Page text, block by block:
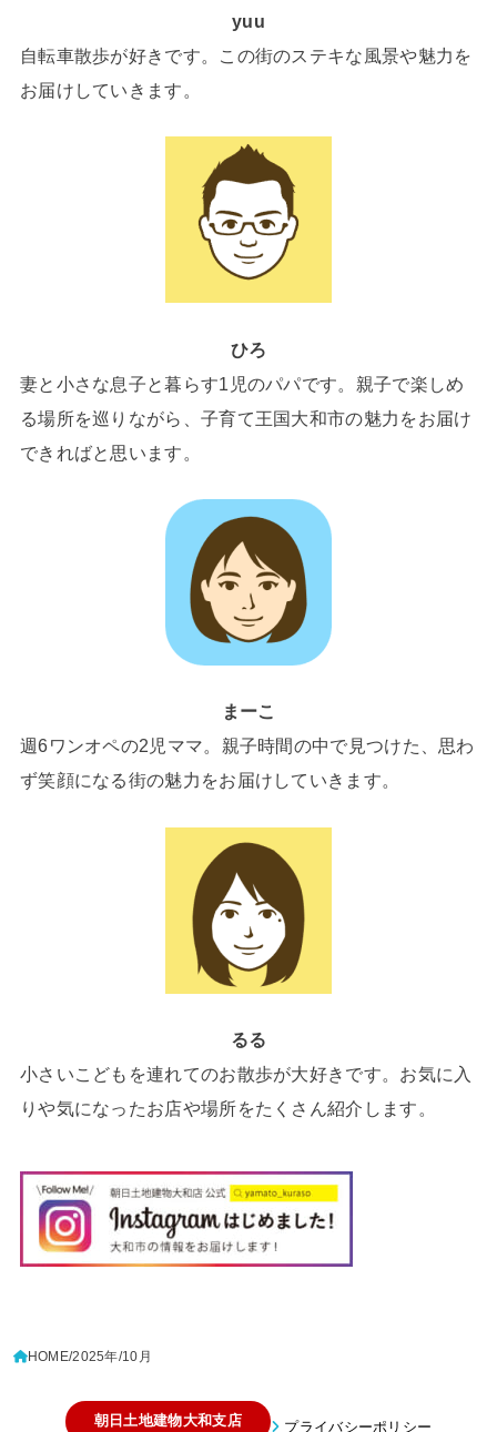
yuu
自転車散歩が好きです。この街のステキな風景や魅力を
お届けしていきます。
ひろ
妻と小さな息子と暮らす1児のパパです。親子で楽しめ
る場所を巡りながら、子育て王国大和市の魅力をお届け
できればと思います。
まーこ
週6ワンオペの2児ママ。親子時間の中で見つけた、思わ
ず笑顔になる街の魅力をお届けしていきます。
るる
小さいこどもを連れてのお散歩が大好きです。お気に入
りや気になったお店や場所をたくさん紹介します。
HOME 2025年 10月
朝日土地建物大和支店 プライバシーポリシー